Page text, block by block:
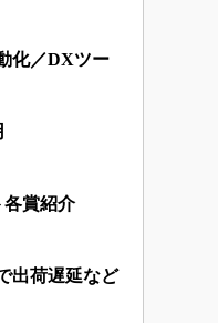
化／DXツー
賞紹介
出荷遅延など